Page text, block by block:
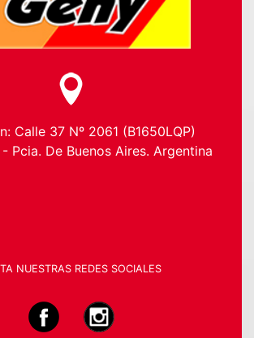
Calle 37 Nº 2061 (B1650LQP)
Pcia. De Buenos Aires. Argentina
NUESTRAS REDES SOCIALES